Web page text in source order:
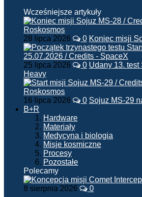
Wcześniejsze artykuły
28 lipca 2026 0 Koniec misji
25 lipca 2026 0 Udany 13.
Heavy
16 lipca 2026 0 Sojuz MS-29
B+R
Hardware
Materiały
Medycyna i biologia
Misje kosmiczne
Procesy
Pozostałe
Polecamy
8 sierpnia 2026 0